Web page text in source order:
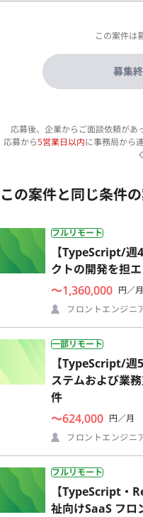
この案件は
募集
応募後、企業からご面談依頼があ
応募から5営業日以内に事務局から
この案件と同じ条件
フルリモート
【TypeScript/
クトの開発を担
〜1,360,000 円／月
フロントエンジニ
一部リモート
【TypeScript/
ステムおよび業
件
〜624,000 円／月
フロントエンジニ
フルリモート
【TypeScript・
祉向けSaaS フロ